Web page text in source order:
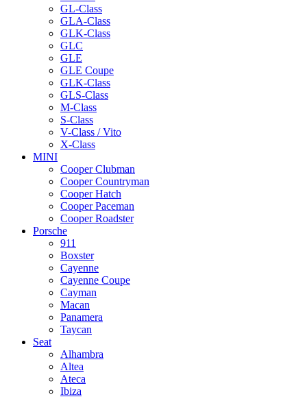
GL-Class
GLA-Class
GLK-Class
GLC
GLE
GLE Coupe
GLK-Class
GLS-Class
M-Class
S-Class
V-Class / Vito
X-Class
MINI
Cooper Clubman
Cooper Countryman
Cooper Hatch
Cooper Paceman
Cooper Roadster
Porsche
911
Boxster
Cayenne
Cayenne Coupe
Cayman
Macan
Panamera
Taycan
Seat
Alhambra
Altea
Ateca
Ibiza